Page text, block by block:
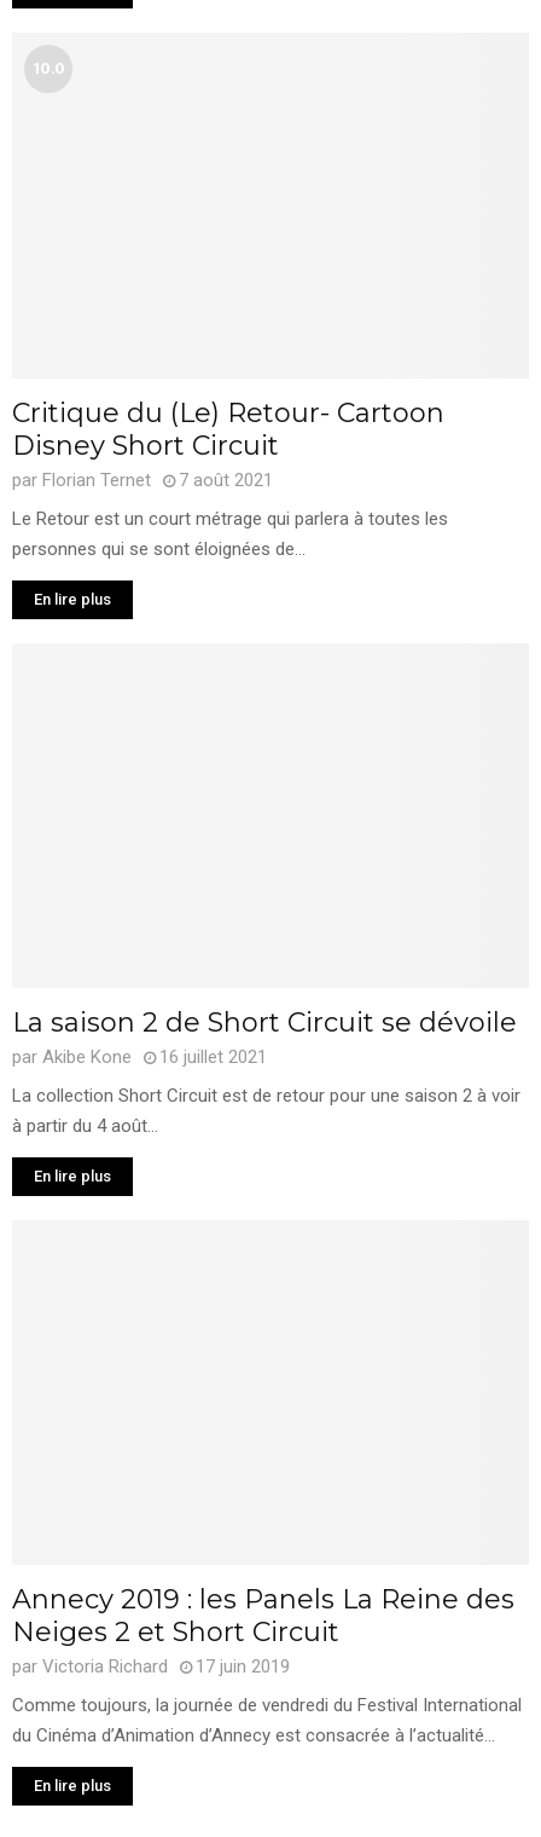
10.0
Critique du (Le) Retour- Cartoon
Disney Short Circuit
par Florian Ternet
7 août 2021
Le Retour est un court métrage qui parlera à toutes les
personnes qui se sont éloignées de...
En lire plus
La saison 2 de Short Circuit se dévoile
par Akibe Kone
16 juillet 2021
La collection Short Circuit est de retour pour une saison 2 à voir
à partir du 4 août...
En lire plus
Annecy 2019 : les Panels La Reine des
Neiges 2 et Short Circuit
par Victoria Richard
17 juin 2019
Comme toujours, la journée de vendredi du Festival International
du Cinéma d’Animation d’Annecy est consacrée à l’actualité...
En lire plus